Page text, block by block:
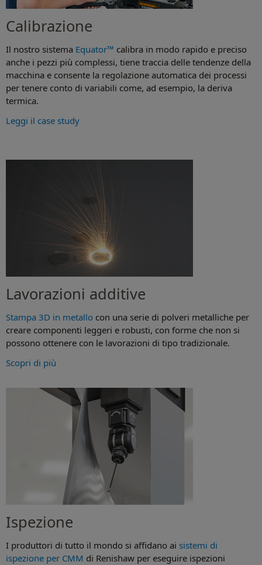
Calibrazione
Il nostro sistema Equator™ calibra in modo rapido e preciso
anche i pezzi più complessi, tiene traccia delle tendenze della
macchina e consente la regolazione automatica dei processi
per tenere conto di variabili come, ad esempio, la deriva
termica.
Leggi il case study
Lavorazioni additive
Stampa 3D in metallo con una serie di polveri metalliche per
creare componenti leggeri e robusti, con forme che non si
possono ottenere con le lavorazioni di tipo tradizionale.
Scopri di più
Ispezione
I produttori di tutto il mondo si affidano ai sistemi di
ispezione per CMM di Renishaw per eseguire ispezioni